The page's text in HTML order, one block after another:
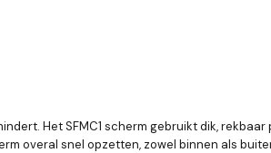
Het SFMC1 scherm gebruikt dik,
overal snel opzetten, zowel binnen als